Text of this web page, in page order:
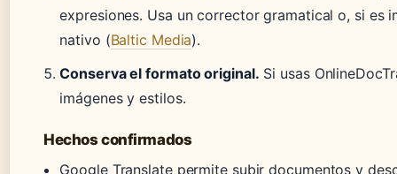
expresiones. Usa un corrector gramatical o, si es
nativo (Baltic Media).
Conserva el formato original. Si usas
imágenes y estilos.
Hechos confirmados
Google Translate permite subir documentos y